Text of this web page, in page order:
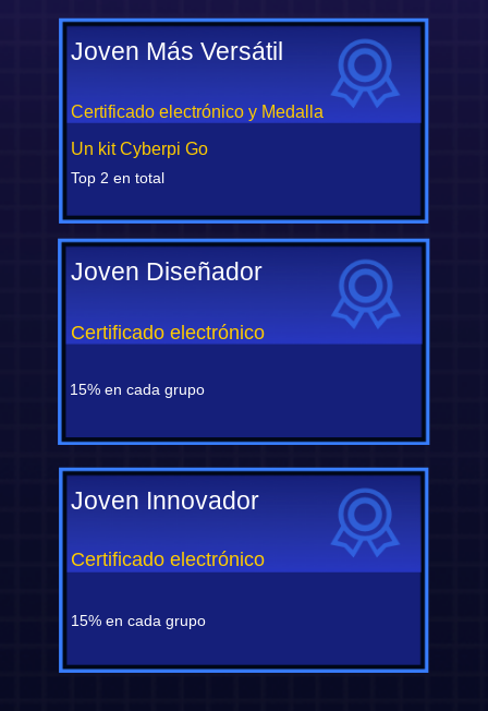
Joven Más Versátil
Certificado electrónico y Medalla
Un kit Cyberpi Go
Top 2 en total
Joven Diseñador
Certificado electrónico
15% en cada grupo
Joven Innovador
Certificado electrónico
15% en cada grupo